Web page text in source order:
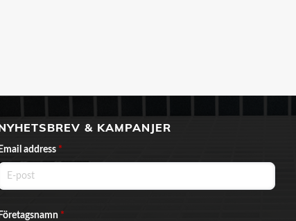
& KAMPANJER
Email address *
Företagsnamn *